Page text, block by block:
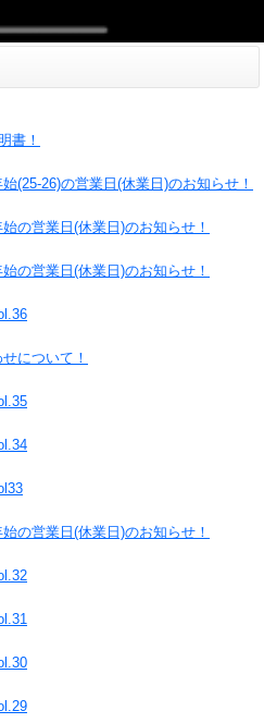
書！
(25-26)の営業日(休業日)のお知らせ！
の営業日(休業日)のお知らせ！
の営業日(休業日)のお知らせ！
について！
の営業日(休業日)のお知らせ！